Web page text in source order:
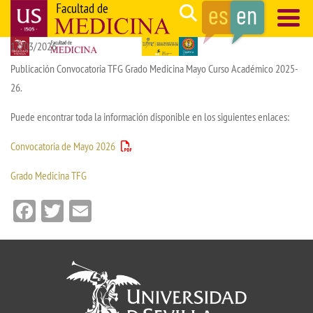
main
content
Search
Navegación
principal
17/03/2026
Publicación Convocatoria TFG Grado Medicina Mayo Curso Académico 2025-
26.
Puede encontrar toda la información disponible en los siguientes enlaces:
Convocatoria de Mayo 2026
Grado Medicina TFG
Facebook
Twitter